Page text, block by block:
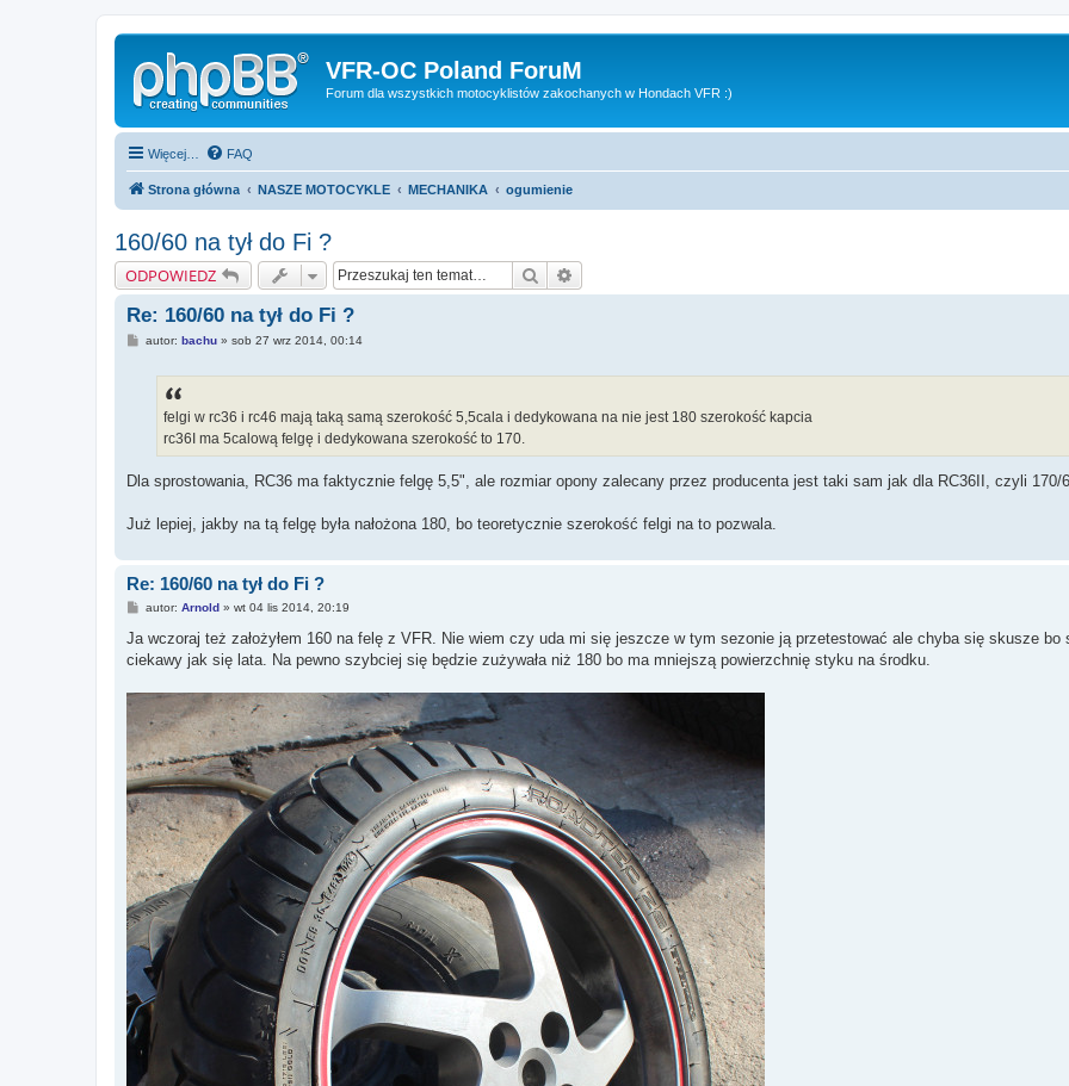
VFR-OC Poland ForuM
Forum dla wszystkich motocyklistów zakochanych w Hondach VFR :)
Więcej… FAQ
Strona główna NASZE MOTOCYKLE MECHANIKA ogumienie
160/60 na tył do Fi ?
ODPOWIEDZ Szukaj
Re: 160/60 na tył do Fi ?
Pautor: bachu» sob 27 wrz 2014, 00:14
felgi w rc36 i rc46 mają taką samą szerokość 5,5cala i dedykowana na nie jest 180 szerokość kapcia
rc36I ma 5calową felgę i dedykowana szerokość to 170.
Dla sprostowania, RC36 ma faktycznie felgę 5,5", ale rozmiar opony zalecany przez producenta jest taki sam jak dla RC36II, czyli 170/
Już lepiej, jakby na tą felgę była nałożona 180, bo teoretycznie szerokość felgi na to pozwala.
Re: 160/60 na tył do Fi ?
P
s
autor: Arnold» wt 04 lis 2014, 20:19
Ja wczoraj też założyłem 160 na felę z VFR. Nie wiem czy uda mi się jeszcze w tym sezonie ją przetestować ale chyba się skusze bo
ciekawy jak się lata. Na pewno szybciej się będzie zużywała niż 180 bo ma mniejszą powierzchnię styku na środku.